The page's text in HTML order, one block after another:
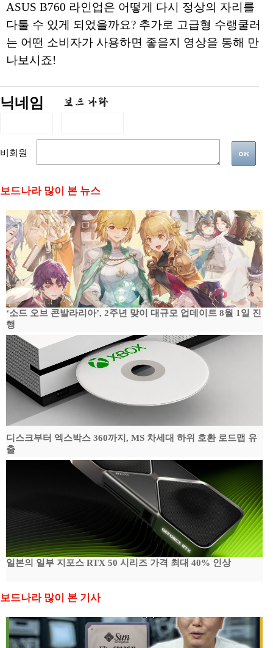
ASUS B760 라인업은 어떻게 다시 정상의 자리를
다툴 수 있게 되었을까요? 추가로 고급형 수랭쿨러
는 어떤 소비자가 사용하면 좋을지 영상을 통해 만
나보시죠!
닉네임
비회원
보드나라 많이 본 뉴스
‘소드 오브 콘발라리아’, 2주년 맞이 대규모 업데이트 8월 1일 진
행
디스크부터 엑스박스 360까지, MS 차세대 하위 호환 로드맵 유
출
일본의 일부 지포스 RTX 50 시리즈 가격 최대 40% 인상
보드나라 많이 본 기사